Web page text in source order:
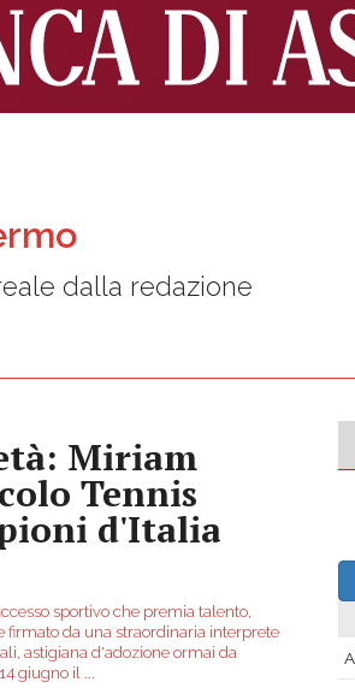
dalla redazione
Miriam
Tennis
d'Italia
sportivo che premia talento,
firmato da una straordinaria interprete
astigiana d'adozione ormai da
giugno il